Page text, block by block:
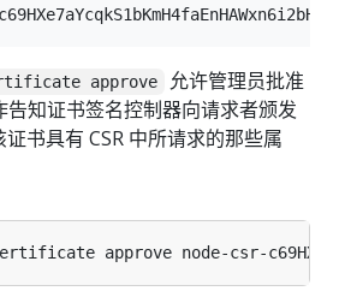
approve
允许管理员批准
告知证书签名控制器向请求者颁发
书具有 CSR 中所请求的那些属